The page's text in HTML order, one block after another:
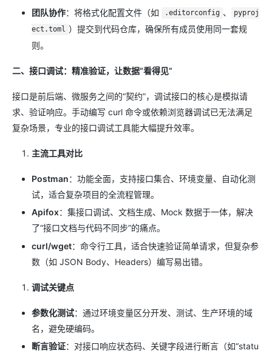
团队协作：将格式化配置文件（如 .editorconfig 、
pyproj
ect.toml ）提交到代码仓库，确保所有成员使用同一套规
则。
二、接口调试：精准验证，让数据“看得见”
接口是前后端、微服务之间的“契约”，调试接口的核心是模拟请
求、验证响应。手动编写 curl 命令或依赖浏览器调试已无法满足
复杂场景，专业的接口调试工具能大幅提升效率。
主流工具对比
Postman：功能全面，支持接口集合、环境变量、自动化测
试，适合复杂项目的全流程管理。
Apifox：集接口调试、文档生成、Mock 数据于一体，解决
了“接口文档与代码不同步”的痛点。
curl/wget：命令行工具，适合快速验证简单请求，但复杂参
数（如 JSON Body、Headers）编写易出错。
调试关键点
参数化测试：通过环境变量区分开发、测试、生产环境的域
名，避免硬编码。
断言验证：对接口响应状态码、关键字段进行断言（如“statu